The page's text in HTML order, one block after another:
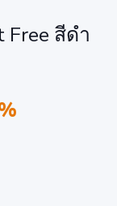
Free สีดำ